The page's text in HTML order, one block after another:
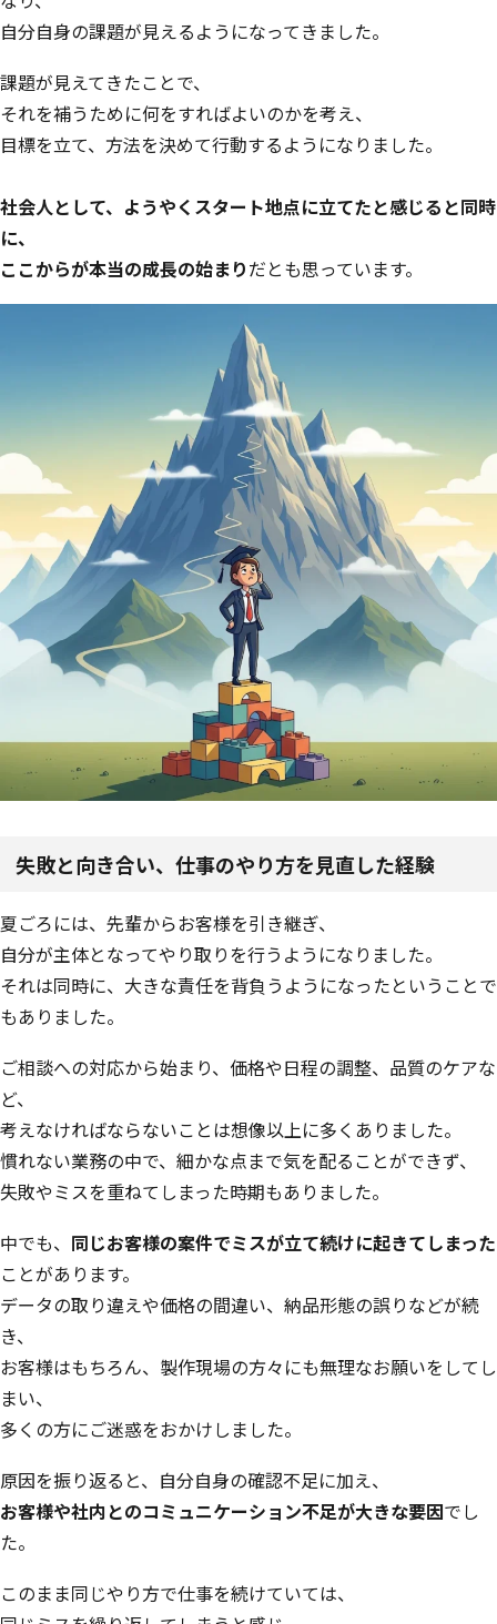
自分自身の課題が見えるようになってきました。
課題が見えてきたことで、
それを補うために何をすればよいのかを考え、
目標を立て、方法を決めて行動するようになりました。
社会人として、ようやくスタート地点に立てたと感じると同時
に、
ここからが本当の成長の始まりだとも思っています。
失敗と向き合い、仕事のやり方を見直した経験
夏ごろには、先輩からお客様を引き継ぎ、
自分が主体となってやり取りを行うようになりました。
それは同時に、大きな責任を背負うようになったということで
もありました。
ご相談への対応から始まり、価格や日程の調整、品質のケアな
ど、
考えなければならないことは想像以上に多くありました。
慣れない業務の中で、細かな点まで気を配ることができず、
失敗やミスを重ねてしまった時期もありました。
中でも、 同じお客様の案件でミスが立て続けに起きてしまった
ことがあります。
データの取り違えや価格の間違い、納品形態の誤りなどが続
き、
お客様はもちろん、製作現場の方々にも無理なお願いをしてし
まい、
多くの方にご迷惑をおかけしました。
原因を振り返ると、自分自身の確認不足に加え、
お客様や社内とのコミュニケーション不足が大きな要因でし
た。
このまま同じやり方で仕事を続けていては、